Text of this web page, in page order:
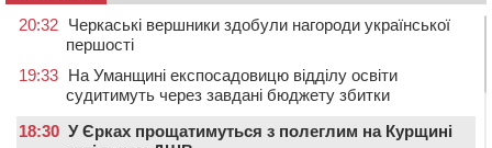
20:32 Черкаські вершники здобули нагороди української
першості
19:33 На Уманщині експосадовицю відділу освіти
судитимуть через завдані бюджету збитки
18:30 У Єрках прощатимуться з полеглим на Курщині